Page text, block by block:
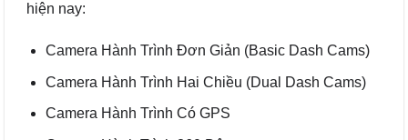
hiện nay:
Camera Hành Trình Đơn Giản (Basic Dash Cams)
Camera Hành Trình Hai Chiều (Dual Dash Cams)
Camera Hành Trình Có GPS